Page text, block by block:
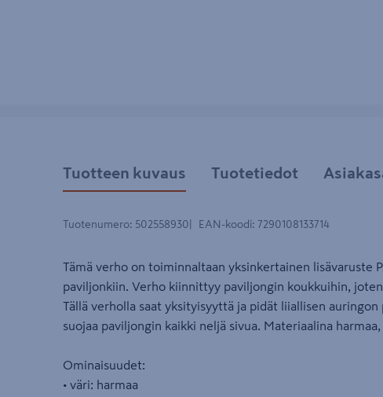
Tuotteen kuvaus Tuotetiedot
Tuotenumero: 502558930 EAN-koodi: 7290108133714
Tämä verho on toiminnaltaan yksinkertainen lisävaruste
paviljonkiin. Verho kiinnittyy paviljongin koukkuihin,
Tällä verholla saat yksityisyyttä ja pidät liiallisen
suojaa paviljongin kaikki neljä sivua. Materiaalina
Ominaisuudet:
• väri: harmaa